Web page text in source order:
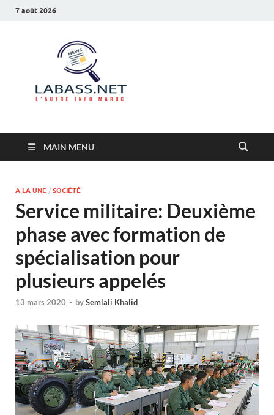
7 août 2026
MAIN MENU
A LA UNE / SOCIÉTÉ
Service militaire: Deuxième
phase avec formation de
spécialisation pour
plusieurs appelés
13 mars 2020 - bySemlali Khalid